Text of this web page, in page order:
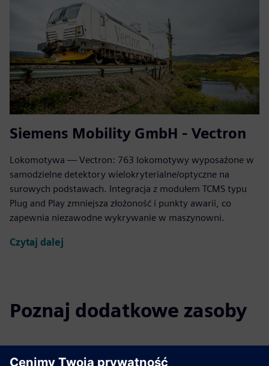
Siemens Mobility GmbH - Vectron
Lokomotywa — Vectron: 763 lokomotywy wyposażone w
samodzielne detektory wielokryterialne/optyczne na
surowych podstawach. Integracja z modułem TCMS typu
Plug and Play zmniejsza złożoność i punkty awarii, co
zapewnia niezawodne wykrywanie w maszynowni.
Czytaj dalej
Poznaj dodatkowe zasoby
Szczegóły techniczne